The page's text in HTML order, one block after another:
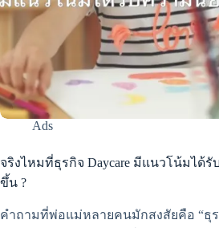
Ads
จริงไหมที่ธุรกิจ Daycare มีแนวโน้มได้
ขึ้น ?
คำถามที่พ่อแม่หลายคนมักสงสัยคือ “ธุร